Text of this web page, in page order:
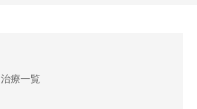
治療一覧